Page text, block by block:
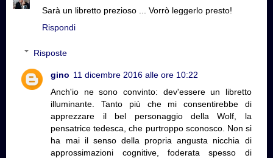
Sarà un libretto prezioso ... Vorrò leggerlo presto!
Rispondi
Risposte
gino 11 dicembre 2016 alle ore 10:22
Anch'io ne sono convinto: dev'essere un libretto
illuminante. Tanto più che mi consentirebbe di
apprezzare il bel personaggio della Wolf, la
pensatrice tedesca, che purtroppo sconosco. Non si
ha mai il senso della propria angusta nicchia di
approssimazioni cognitive, foderata spesso di